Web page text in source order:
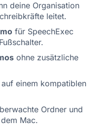
deine Organisation
leitet.
für SpeechExec
ohne zusätzliche
auf einem kompatiblen
Ordner und
Mac.